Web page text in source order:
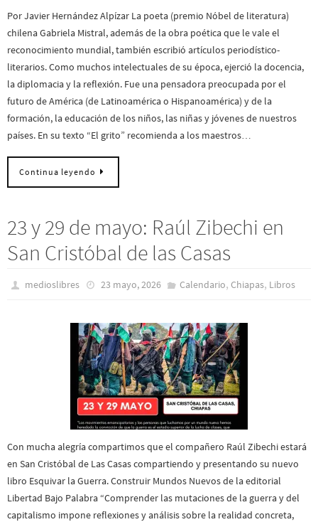
Por Javier Hernández Alpízar La poeta (premio Nóbel de literatura)
chilena Gabriela Mistral, además de la obra poética que le vale el
reconocimiento mundial, también escribió artículos periodístico-
literarios. Como muchos intelectuales de su época, ejerció la docencia,
la diplomacia y la reflexión. Fue una pensadora preocupada por el
futuro de América (de Latinoamérica o Hispanoamérica) y de la
formación, la educación de los niños, las niñas y jóvenes de nuestros
países. En su texto “El grito” recomienda a los maestros…
Continua leyendo
23 y 29 de mayo: Raúl Zibechi en
San Cristóbal de las Casas
medioslibres 23 mayo, 2026 Calendario, Chiapas, Libros
Con mucha alegría compartimos que el compañero Raúl Zibechi estará
en San Cristóbal de Las Casas compartiendo y presentando su nuevo
libro Esquivar la Guerra. Construir Mundos Nuevos de la editorial
Libertad Bajo Palabra “Comprender las mutaciones de la guerra y del
capitalismo impone reflexiones y análisis sobre la realidad concreta,